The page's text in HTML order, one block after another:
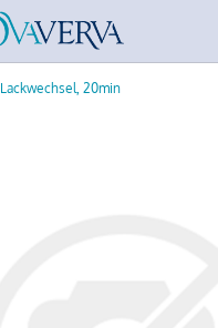
Lackwechsel, 20min